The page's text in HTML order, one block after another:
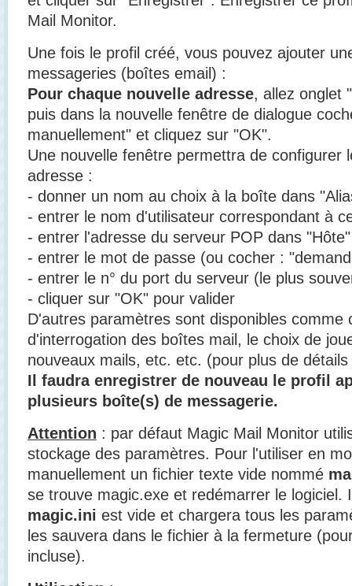
Mail Monitor.
Une fois le profil créé, vous pouvez ajouter
messageries (boîtes email) :
Pour chaque nouvelle adresse, allez onglet
puis dans la nouvelle fenêtre de dialogue
manuellement" et cliquez sur "OK".
Une nouvelle fenêtre permettra de configurer
adresse :
- donner un nom au choix à la boîte dans
- entrer le nom d'utilisateur correspondant à
- entrer l'adresse du serveur POP dans "Hôte"
- entrer le mot de passe (ou cocher :
- entrer le n° du port du serveur (le plus
- cliquer sur "OK" pour valider
D'autres paramètres sont disponibles comme
d'interrogation des boîtes mail, le choix de
nouveaux mails, etc. etc. (pour plus de
Il faudra enregistrer de nouveau le profil
plusieurs boîte(s) de messagerie.
Attention : par défaut Magic Mail Monitor
stockage des paramètres. Pour l'utiliser en
manuellement un fichier texte vide nommé
se trouve magic.exe et redémarrer le logiciel.
magic.ini est vide et chargera tous les
les sauvera dans le fichier à la fermeture
incluse).